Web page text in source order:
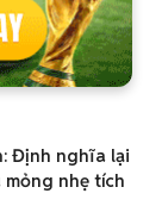
Định nghĩa lại
nhẹ tích